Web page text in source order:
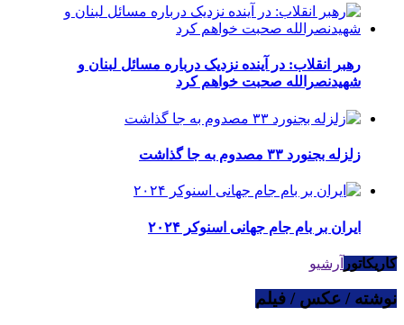
رهبر انقلاب: در آینده نزدیک درباره مسائل لبنان و
شهیدنصرالله صحبت خواهم کرد
زلزله بجنورد ۳۳ مصدوم به جا گذاشت
ایران بر بام جام جهانی اسنوکر ۲۰۲۴
کاریکاتور آرشیو
نوشته / عکس / فیلم